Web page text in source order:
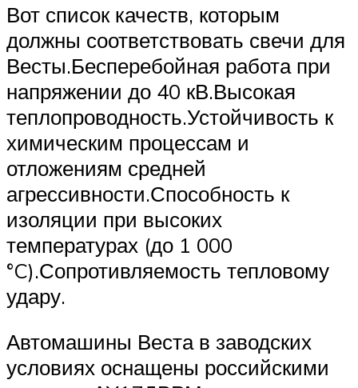
Вот список качеств, которым
должны соответствовать свечи для
Весты.Бесперебойная работа при
напряжении до 40 кВ.Высокая
теплопроводность.Устойчивость к
химическим процессам и
отложениям средней
агрессивности.Способность к
изоляции при высоких
температурах (до 1 000
°C).Сопротивляемость тепловому
удару.
Автомашины Веста в заводских
условиях оснащены российскими